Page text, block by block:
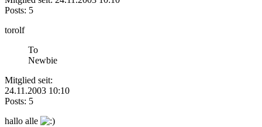
Posts: 5
torolf
To
Newbie
Mitglied seit:
24.11.2003 10:10
Posts: 5
hallo alle